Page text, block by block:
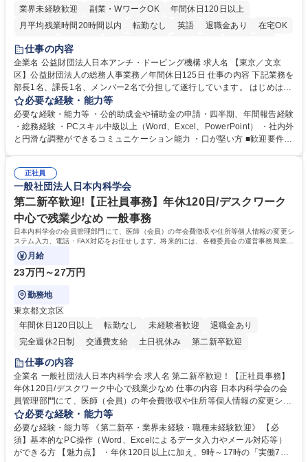
業界未経験歓迎
副業・WワークOK
年間休日120日以上
月平均残業時間20時間以内
転勤なし 英語 退職金あり
在宅OK
賞与あり
育休あり
食事補助あり
仕事の内容
企業名 公益財団法人日本アンチ・ドーピング機構 求人名 【東京／文京
区】公益財団法人の総務人事業務／年間休日125日 仕事の内容 下記業務を
部長1名、課長1名、メンバー2名で分担して遂行しています。 はじめは担
当者として業務を覚えていただき、ゆくゆくはリーダーやマネージャーポ
ジションとして活躍いただくことを期待しています。 【総務・人事グルー
プの業務内容】 ・人事制度関連 ・採用活動 ・教育研修の企画、実行 ・勤
怠管理 ・官公庁への各種提出 ・法定の会議運営（評議員会、理事会） ・
管理 ・福利厚生関連 ・職員からの問合せ、相談対応 ・その他日常の総務
業務全般 募集職種 【東京／文京区】公益財団法人の総務人事業務／年間
休日125日
必要な経験・能力等
必要な経験・能力等 ・公的助成金や補助金の申請・四半期、年間報告経験
・総務経験 ・PCスキル中級以上（Word、Excel、PowerPoint） ・社内外
と円滑な調整ができるコミュニケーション能力 ・口が堅い方 ■歓迎要件
正社員
一般社団法人日本内科学会
第二新卒歓迎!【正社員事務】年休120日/デスクワーク
中心で残業少なめ 一般事務
日本内科学会の会員管理部門にて、医師（会員）の年会費徴収や住所等個人情報の変更シ
ステム入力、電話・FAX対応をお任せします。将来的には、各種委員会の運営事務局業務
などにも幅広く携わっていただきます。
月給
23万円～27万円
勤務地
東京都文京区
年間休日120日以上
転勤なし 未経験者歓迎
退職金あり
完全週休2日制
交通費支給 土日祝休み 第二新卒歓迎
仕事の内容
企業名 一般社団法人日本内科学会 求人名 第二新卒歓迎！【正社員事務】
年休120日/デスクワーク中心で残業少なめ 仕事の内容 日本内科学会の会
員管理部門にて、医師（会員）の年会費徴収や住所等個人情報の変更シス
テム入力、電話・FAX対応をお任せします。将来的には、各種委員会の運
営事務局業務などにも幅広く携わっていただきます。 【会員管理・データ
入力業務】 ・医師（会員）の住所変更、個人情報のシステム登録・更新
・年会費の徴収管理や入金データの照合確認 【問い合わせ対応】 ・会員
必要な経験・能力等
必要な経験・能力等 《第二新卒・業界未経験・職種未経験歓迎》 【必
須】基本的なPC操作（Word、Excelによるデータ入力やメール対応等）
ができる方 【魅力点】 ・年休120日以上に加え、9時～17時の「実働7時